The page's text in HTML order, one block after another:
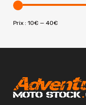
Prix : 10€— 40€